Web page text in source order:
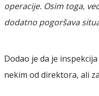
operacije. Osim toga,
dodatno pogoršava
Dodao je da je
nekim od direktora, ali